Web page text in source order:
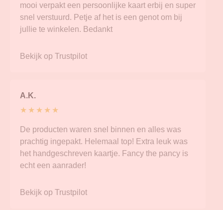
mooi verpakt een persoonlijke kaart erbij en super
snel verstuurd. Petje af het is een genot om bij
jullie te winkelen. Bedankt
Bekijk op Trustpilot
A.K.
★ ★ ★ ★ ★
De producten waren snel binnen en alles was
prachtig ingepakt. Helemaal top! Extra leuk was
het handgeschreven kaartje. Fancy the pancy is
echt een aanrader!
Bekijk op Trustpilot